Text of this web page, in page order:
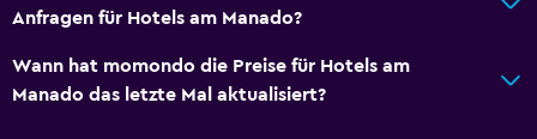
Anfragen für Hotels am Manado?
Wann hat momondo die Preise für Hotels am
Manado das letzte Mal aktualisiert?